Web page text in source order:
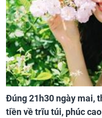
Đúng 21h30 ngày mai,
tiền về trĩu túi, phúc